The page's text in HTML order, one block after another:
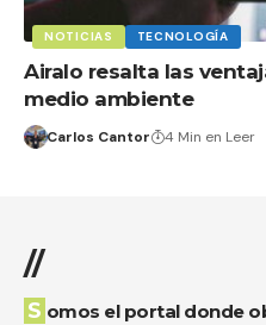
NOTICIAS TECNOLOGÍA
Airalo resalta las
medio ambiente
Carlos Cantor 4 Min en Leer
//
Somos el portal donde obtendrás las novedades